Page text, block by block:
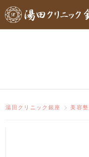
湯田クリニック銀座 美容